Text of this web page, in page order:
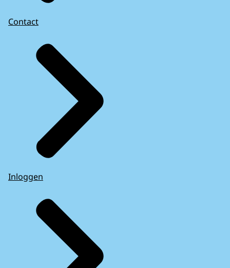
Contact
Inloggen